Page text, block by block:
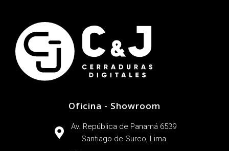
Oficina - Showroom
Av. República de Panamá 6539
Santiago de Surco, Lima